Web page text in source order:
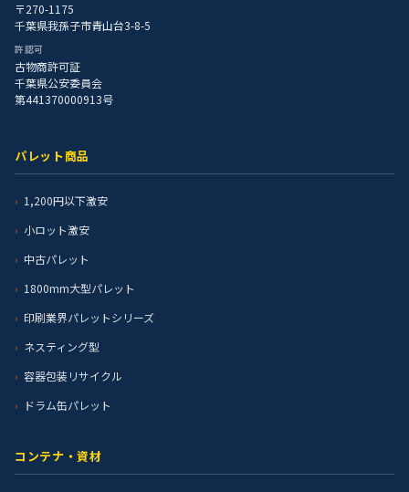
〒270-1175
千葉県我孫子市青山台3-8-5
許認可
古物商許可証
千葉県公安委員会
第441370000913号
パレット商品
1,200円以下激安
小ロット激安
中古パレット
1800mm大型パレット
印刷業界パレットシリーズ
ネスティング型
容器包装リサイクル
ドラム缶パレット
コンテナ・資材